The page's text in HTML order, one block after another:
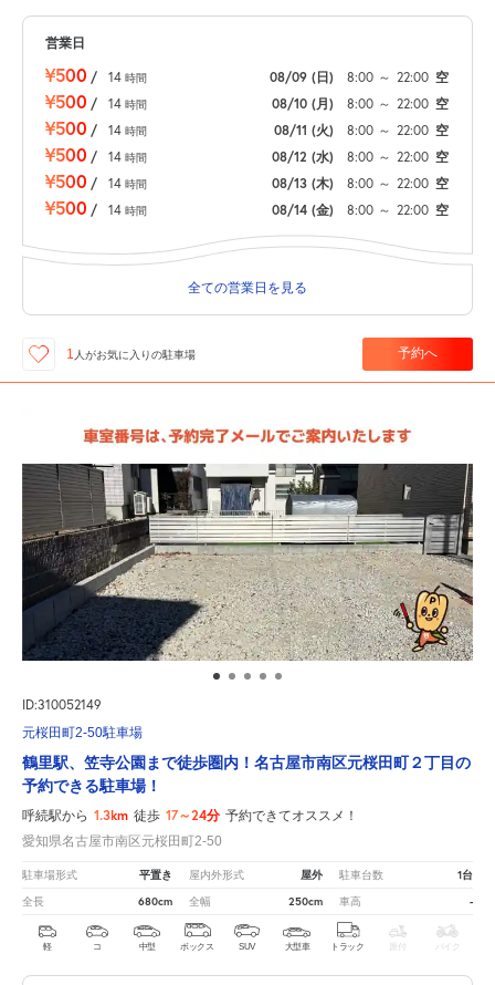
営業日
¥500 / 14 時間 08/09 (日) 8:00 ～ 22:00 空
¥500 / 14 時間 08/10 (月) 8:00 ～ 22:00 空
¥500 / 14 時間 08/11 (火) 8:00 ～ 22:00 空
¥500 / 14 時間 08/12 (水) 8:00 ～ 22:00 空
¥500 / 14 時間 08/13 (木) 8:00 ～ 22:00 空
¥500 / 14 時間 08/14 (金) 8:00 ～ 22:00 空
全ての営業日を見る
1 人がお気に入りの駐車場 予約へ
ID:310052149
元桜田町2-50駐車場
鶴里駅、笠寺公園まで徒歩圏内！名古屋市南区元桜田町２丁目の
予約できる駐車場！
呼続駅から 1.3km 徒歩 17～24分 予約できてオススメ！
愛知県名古屋市南区元桜田町2-50
駐車場形式 平置き 屋内外形式 屋外 駐車台数 1台
全長 680cm 全幅 250cm 車高 -
軽 コ 中型 ボックス SUV 大型車 トラック 原付 バイク